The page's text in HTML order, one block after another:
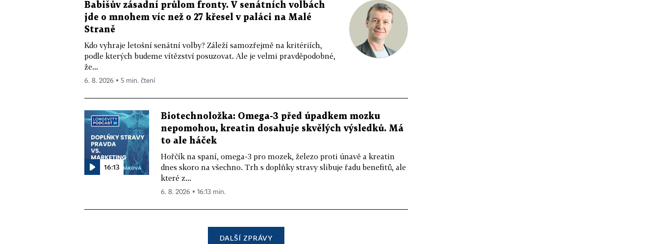
Babišův zásadní průlom fronty. V senátních volbách
jde o mnohem víc než o 27 křesel v paláci na Malé
Straně
Kdo vyhraje letošní senátní volby? Záleží samozřejmě na kritériích,
podle kterých budeme vítězství posuzovat. Ale je velmi pravděpodobné,
že...
6. 8. 2026 ▪ 5 min. čtení
16:13
Biotechnoložka: Omega-3 před úpadkem mozku
nepomohou, kreatin dosahuje skvělých výsledků. Má
to ale háček
Hořčík na spaní, omega-3 pro mozek, železo proti únavě a kreatin
dnes skoro na všechno. Trh s doplňky stravy slibuje řadu benefitů, ale
které z...
6. 8. 2026 ▪ 16:13 min.
DALŠÍ ZPRÁVY